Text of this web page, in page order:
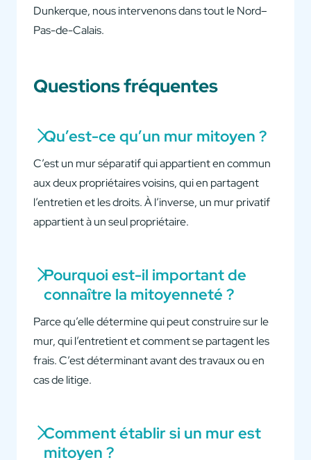
Dunkerque, nous intervenons dans tout le Nord–
Pas-de-Calais.
Questions fréquentes
Qu’est-ce qu’un mur mitoyen ?
C’est un mur séparatif qui appartient en commun
aux deux propriétaires voisins, qui en partagent
l’entretien et les droits. À l’inverse, un mur privatif
appartient à un seul propriétaire.
Pourquoi est-il important de
connaître la mitoyenneté ?
Parce qu’elle détermine qui peut construire sur le
mur, qui l’entretient et comment se partagent les
frais. C’est déterminant avant des travaux ou en
cas de litige.
Comment établir si un mur est
mitoyen ?